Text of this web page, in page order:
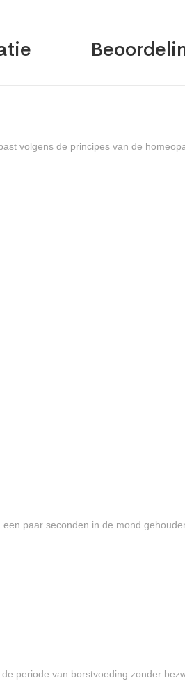
volgens de principes van de
paar seconden in de mond
periode van borstvoeding zonder